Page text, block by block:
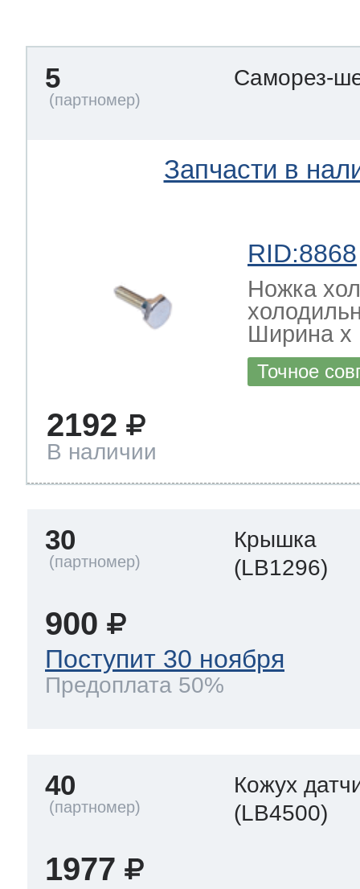
5 Саморез-
Запчасти в
RID:8868
Ножка
Ширина х
Точное
2192
В наличии
30
Крышка
(LB1296)
900
Поступит 30 ноября
Предоплата 50%
40
Кожух
(LB4500)
1977